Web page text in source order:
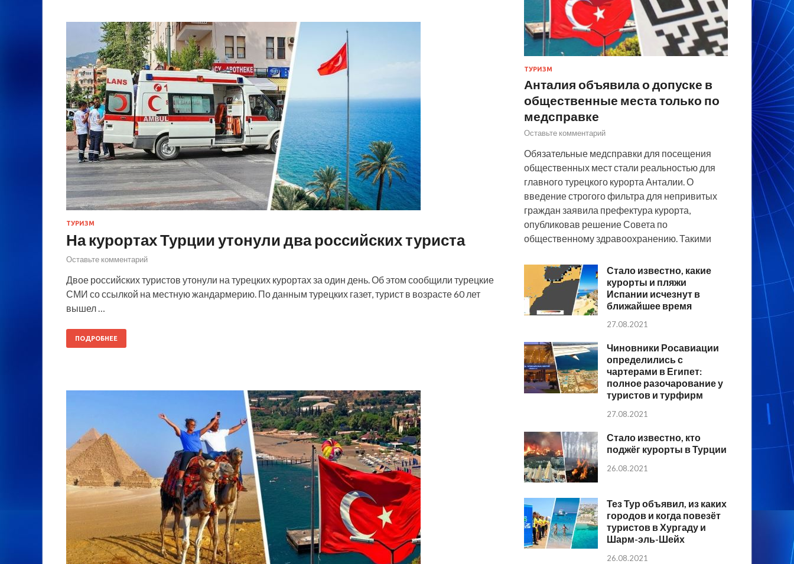
ТУРИЗМ
На курортах Турции утонули два российских туриста
Оставьте комментарий
Двое российских туристов утонули на турецких курортах за один день. Об этом сообщили турецкие
СМИ со ссылкой на местную жандармерию. По данным турецких газет, турист в возрасте 60 лет
вышел …
ПОДРОБНЕЕ
ТУРИЗМ
Анталия объявила о допуске в
общественные места только по
медсправке
Оставьте комментарий
Обязательные медсправки для посещения
общественных мест стали реальностью для
главного турецкого курорта Анталии. О
введение строгого фильтра для непривитых
граждан заявила префектура курорта,
опубликовав решение Совета по
общественному здравоохранению. Такими
Стало известно, какие
курорты и пляжи
Испании исчезнут в
ближайшее время
27.08.2021
Чиновники Росавиации
определились с
чартерами в Египет:
полное разочарование у
туристов и турфирм
27.08.2021
Стало известно, кто
поджёг курорты в Турции
26.08.2021
Тез Тур объявил, из каких
городов и когда повезёт
туристов в Хургаду и
Шарм-эль-Шейх
26.08.2021